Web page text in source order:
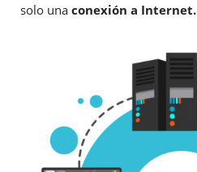
solo una conexión a Internet.